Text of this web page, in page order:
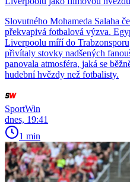
Slovutného Mohameda Salaha
překvapivá fotbalová výzva.
Liverpoolu míří do
přivítaly stovky nadšených
panovala atmosféra, jaká se
hudební hvězdy než fotbalisty.
SportWin
dnes, 19:41
1 min